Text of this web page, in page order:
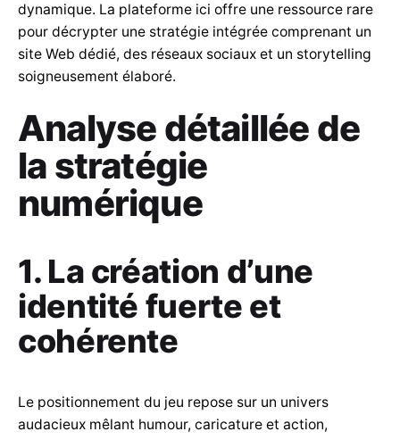
dynamique. La plateforme ici offre une ressource rare
pour décrypter une stratégie intégrée comprenant un
site Web dédié, des réseaux sociaux et un storytelling
soigneusement élaboré.
Analyse détaillée de
la stratégie
numérique
1. La création d’une
identité fuerte et
cohérente
Le positionnement du jeu repose sur un univers
audacieux mêlant humour, caricature et action,